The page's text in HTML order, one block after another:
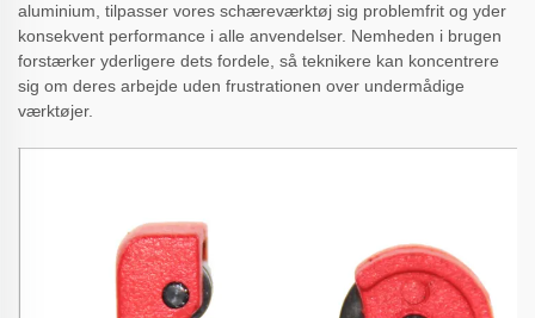
aluminium, tilpasser vores schæreværktøj sig problemfrit og yder
konsekvent performance i alle anvendelser. Nemheden i brugen
forstærker yderligere dets fordele, så teknikere kan koncentrere
sig om deres arbejde uden frustrationen over undermådige
værktøjer.